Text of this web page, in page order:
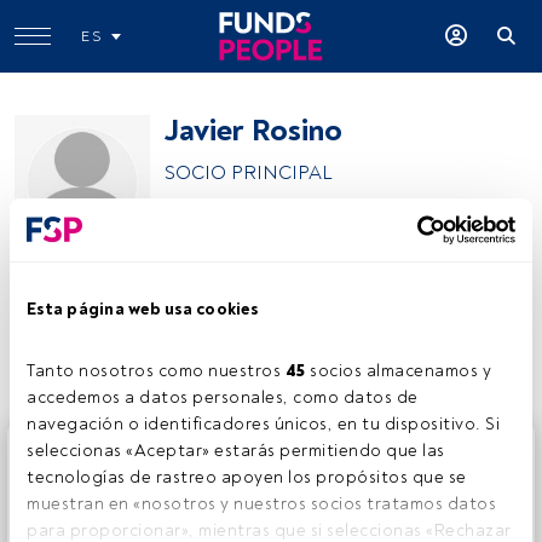
Esta página web usa cookies
Tanto nosotros como nuestros 45 socios almacenamos y
accedemos a datos personales, como datos de
navegación o identificadores únicos, en tu dispositivo. Si
seleccionas «Aceptar» estarás permitiendo que las
tecnologías de rastreo apoyen los propósitos que se
muestran en «nosotros y nuestros socios tratamos datos
para proporcionar», mientras que si seleccionas «Rechazar
ES
Javier Rosino
SOCIO PRINCIPAL
Compartir:
Este es un artículo exclusivo para los usuarios registrados
de FundsPeople. Si ya estás registrado, accede desde el
botón Login. Si aún no tienes cuenta, te invitamos a
registrarte y disfrutar de todo el universo que ofrece